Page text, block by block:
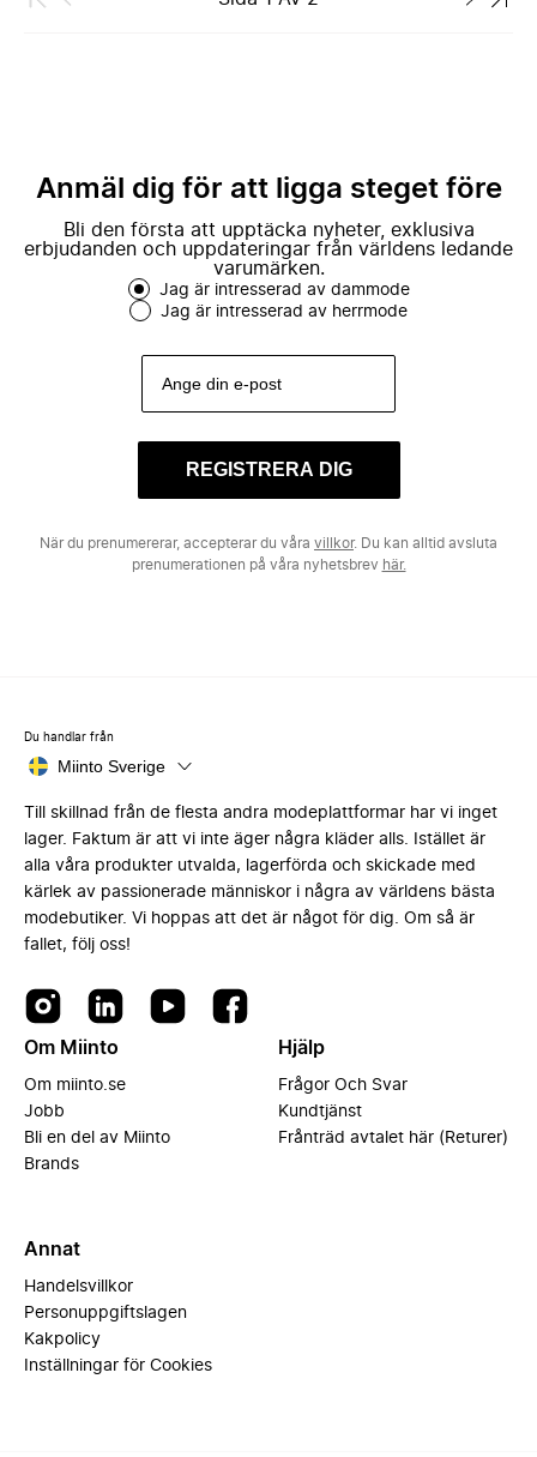
Anmäl dig för att ligga steget före
Bli den första att upptäcka nyheter, exklusiva
erbjudanden och uppdateringar från världens ledande
varumärken.
Jag är intresserad av dammode
Jag är intresserad av herrmode
REGISTRERA DIG
När du prenumererar, accepterar du våra villkor. Du kan alltid avsluta
prenumerationen på våra nyhetsbrev här.
Du handlar från
Miinto Sverige
Till skillnad från de flesta andra modeplattformar har vi inget
lager. Faktum är att vi inte äger några kläder alls. Istället är
alla våra produkter utvalda, lagerförda och skickade med
kärlek av passionerade människor i några av världens bästa
modebutiker. Vi hoppas att det är något för dig. Om så är
fallet, följ oss!
Om Miinto
Om miinto.se
Jobb
Bli en del av Miinto
Brands
Hjälp
Frågor Och Svar
Kundtjänst
Frånträd avtalet här (Returer)
Annat
Handelsvillkor
Personuppgiftslagen
Kakpolicy
Inställningar för Cookies